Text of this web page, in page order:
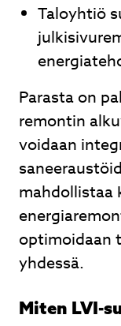
Taloyhtiö
Parasta on
remontin
voidaan
mahdollistaa
optimoidaan
yhdessä.
Miten LVI-